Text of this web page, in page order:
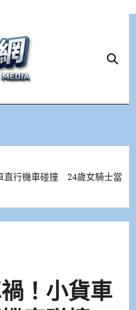
直行機車碰撞 24歲女騎士當
！小貨車